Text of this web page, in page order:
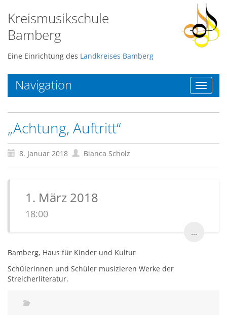
Kreismusikschule
Bamberg
Eine Einrichtung des Landkreises Bamberg
Navigation
Toggle
„Achtung, Auftritt“
8. Januar 2018 Bianca Scholz
1. März 2018
18:00
...
Bamberg, Haus für Kinder und Kultur
Schülerinnen und Schüler musizieren Werke der
Streicherliteratur.